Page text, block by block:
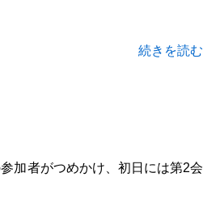
続きを読む
加者がつめかけ、初日には第2会